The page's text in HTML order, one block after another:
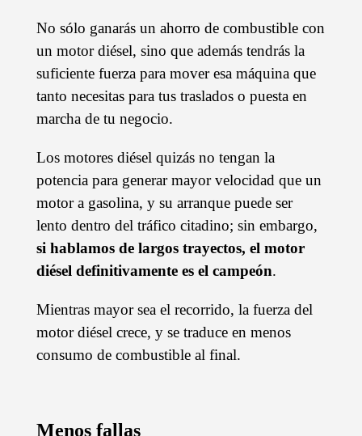
No sólo ganarás un ahorro de combustible con
un motor diésel, sino que además tendrás la
suficiente fuerza para mover esa máquina que
tanto necesitas para tus traslados o puesta en
marcha de tu negocio.
Los motores diésel quizás no tengan la
potencia para generar mayor velocidad que un
motor a gasolina, y su arranque puede ser
lento dentro del tráfico citadino; sin embargo,
si hablamos de largos trayectos, el motor
diésel definitivamente es el campeón.
Mientras mayor sea el recorrido, la fuerza del
motor diésel crece, y se traduce en menos
consumo de combustible al final.
Menos fallas